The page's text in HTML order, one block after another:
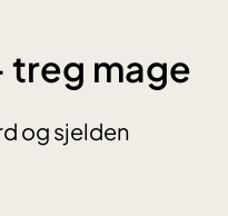
treg mage
og sjelden